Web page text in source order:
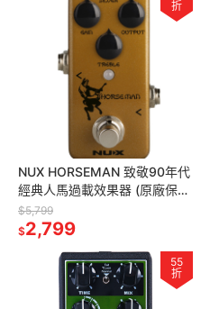
折
NUX HORSEMAN 致敬90年代
經典人馬過載效果器 (原廠保
固)
$5,799
$2,799
55
折